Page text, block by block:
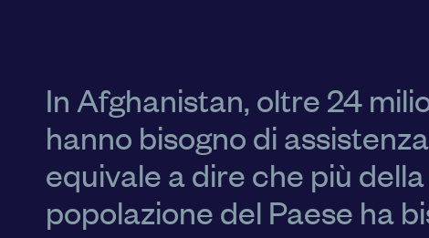
In Afghanistan, oltre 24
hanno bisogno di
equivale a dire che più
popolazione del Paese ha